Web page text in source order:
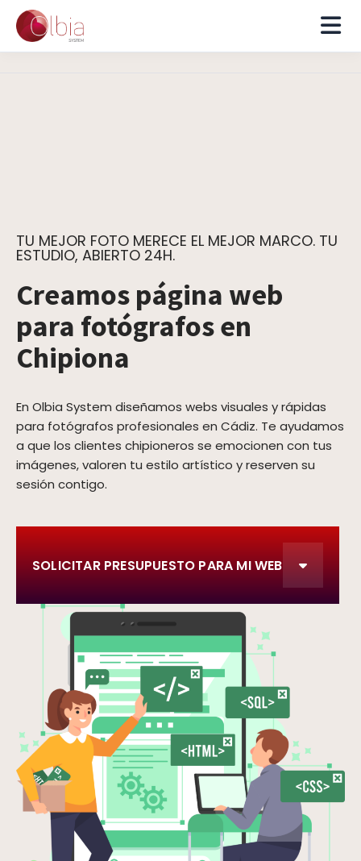
TU MEJOR FOTO MERECE EL MEJOR MARCO. TU
ESTUDIO, ABIERTO 24H.
Creamos página web
para fotógrafos en
Chipiona
En Olbia System diseñamos webs visuales y rápidas
para fotógrafos profesionales en Cádiz. Te ayudamos
a que los clientes chipioneros se emocionen con tus
imágenes, valoren tu estilo artístico y reserven su
sesión contigo.
SOLICITAR PRESUPUESTO PARA MI WEB